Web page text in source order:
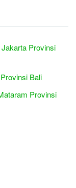
Provinsi
Bali
Provinsi